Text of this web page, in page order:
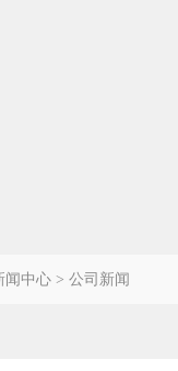
闻中心 > 公司新闻